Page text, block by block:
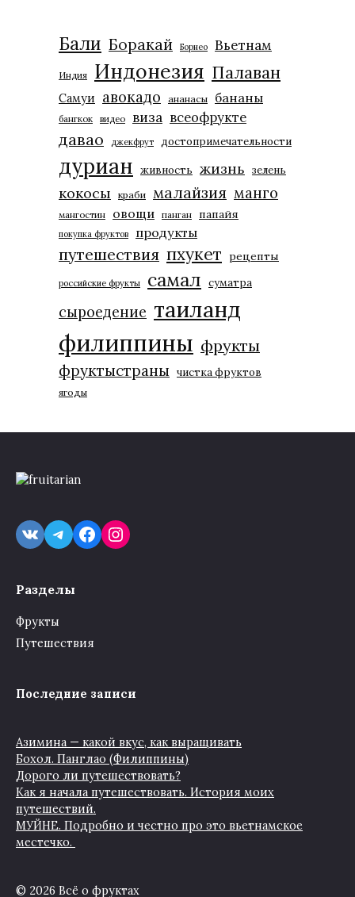
Бали Боракай Борнео Вьетнам
Индия Индонезия Палаван
Самуи авокадо ананасы бананы
бангкок видео виза всеофрукте
давао джекфрут достопримечательности
дуриан живность жизнь зелень
кокосы краби малайзия манго
мангостин овощи панган папайя
покупка фруктов продукты
путешествия пхукет рецепты
российские фрукты самал суматра
сыроедение таиланд
филиппины фрукты
фруктыстраны чистка фруктов
ягоды
VKTelegram
Facebook
Instagram
Разделы
Фрукты
Путешествия
Последние записи
Азимина — какой вкус, как выращивать
Бохол. Панглао (Филиппины)
Дорого ли путешествовать?
Как я начала путешествовать. История моих
путешествий.
МУЙНЕ. Подробно и честно про это вьетнамское
местечко.
© 2026 Всё о фруктах